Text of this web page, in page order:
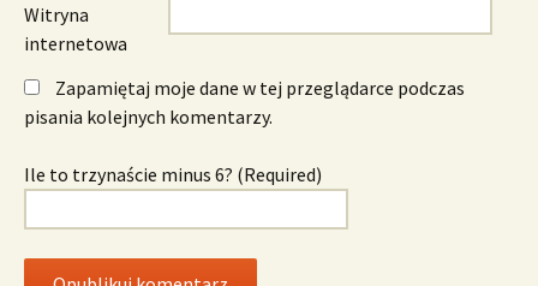
Witryna
internetowa
Zapamiętaj moje dane w tej przeglądarce podczas
pisania kolejnych komentarzy.
Ile to trzynaście minus 6? (Required)